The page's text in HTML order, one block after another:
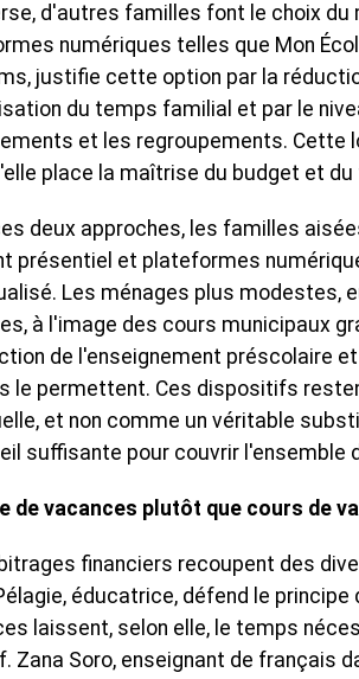
d'autres familles font le choix
numériques telles que Mon
justifie cette option par la
du temps familial et par le
et les regroupements. Cette
place la maîtrise du budget et
deux approches, les familles
présentiel et plateformes
Les ménages plus modestes,
à l'image des cours municipaux
de l'enseignement préscolaire
le permettent. Ces dispositifs
et non comme un véritable
suffisante pour couvrir l'ensemble
de vacances plutôt que cours de
financiers recoupent des
éducatrice, défend le
laissent, selon elle, le temps
Zana Soro, enseignant de français